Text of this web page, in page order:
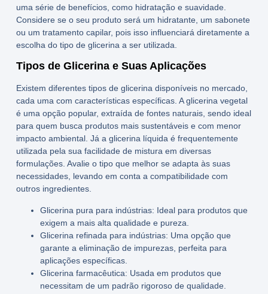
uma série de benefícios, como hidratação e suavidade.
Considere se o seu produto será um hidratante, um sabonete
ou um tratamento capilar, pois isso influenciará diretamente a
escolha do tipo de glicerina a ser utilizada.
Tipos de Glicerina e Suas Aplicações
Existem diferentes tipos de glicerina disponíveis no mercado,
cada uma com características específicas. Aglicerina vegetal
é uma opção popular, extraída de fontes naturais, sendo ideal
para quem busca produtos mais sustentáveis e com menor
impacto ambiental. Já a glicerina líquidaé frequentemente
utilizada pela sua facilidade de mistura em diversas
formulações. Avalie o tipo que melhor se adapta às suas
necessidades, levando em conta a compatibilidade com
outros ingredientes.
Glicerina pura para indústrias: Ideal para produtos que
exigem a mais alta qualidade e pureza.
Glicerina refinada para indústrias: Uma opção que
garante a eliminação de impurezas, perfeita para
aplicações específicas.
Glicerina farmacêutica: Usada em produtos que
necessitam de um padrão rigoroso de qualidade.